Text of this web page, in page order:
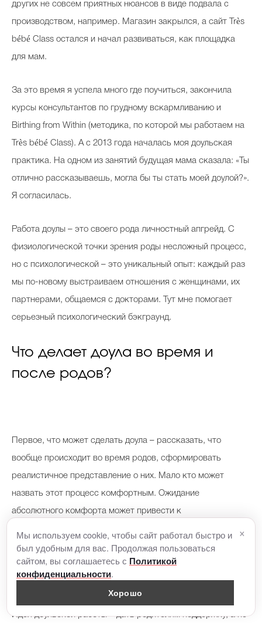
других не совсем приятных нюансов в виде подвала с
производством, например. Магазин закрылся, а сайт Très
bébé Class остался и начал развиваться, как площадка
для мам.
За это время я успела много где поучиться, закончила
курсы консультантов по грудному вскармливанию и
Birthing from Within (методика, по которой мы работаем на
Très bébé Class). А с 2013 года началась моя доульская
практика. На одном из занятий будущая мама сказала: «Ты
отлично рассказываешь, могла бы ты стать моей доулой?».
Я согласилась.
Работа доулы – это своего рода личностный апгрейд. С
физиологической точки зрения роды несложный процесс,
но с психологической – это уникальный опыт: каждый раз
мы по-новому выстраиваем отношения с женщинами, их
партнерами, общаемся с докторами. Тут мне помогает
серьезный психологический бэкграунд.
Что делает доула во время и
после родов?
Первое, что может сделать доула – рассказать, что
вообще происходит во время родов, сформировать
реалистичное представление о них. Мало кто может
назвать этот процесс комфортным. Ожидание
абсолютного комфорта может привести к
женщина обнаруживает, что вместо спокойного и
расслабленного дыхания ей хочется рычать, стоя при
этом на четвереньках.
Идея доульской работы – дать родителям поддержку, а не
Мы используем cookie, чтобы сайт работал быстро и
был удобным для вас. Продолжая пользоваться
сайтом, вы соглашаетесь с Политикой
конфиденциальности.
Хорошо
×